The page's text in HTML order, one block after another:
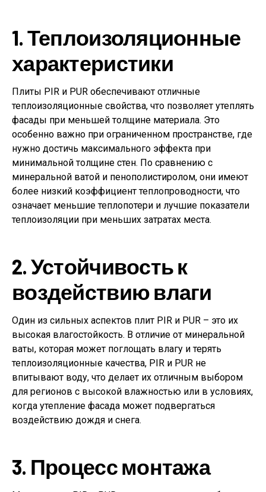
1. Теплоизоляционные
характеристики
Плиты PIR и PUR обеспечивают отличные
теплоизоляционные свойства, что позволяет утеплять
фасады при меньшей толщине материала. Это
особенно важно при ограниченном пространстве, где
нужно достичь максимального эффекта при
минимальной толщине стен. По сравнению с
минеральной ватой и пенополистиролом, они имеют
более низкий коэффициент теплопроводности, что
означает меньшие теплопотери и лучшие показатели
теплоизоляции при меньших затратах места.
2. Устойчивость к
воздействию влаги
Один из сильных аспектов плит PIR и PUR – это их
высокая влагостойкость. В отличие от минеральной
ваты, которая может поглощать влагу и терять
теплоизоляционные качества, PIR и PUR не
впитывают воду, что делает их отличным выбором
для регионов с высокой влажностью или в условиях,
когда утепление фасада может подвергаться
воздействию дождя и снега.
3. Процесс монтажа